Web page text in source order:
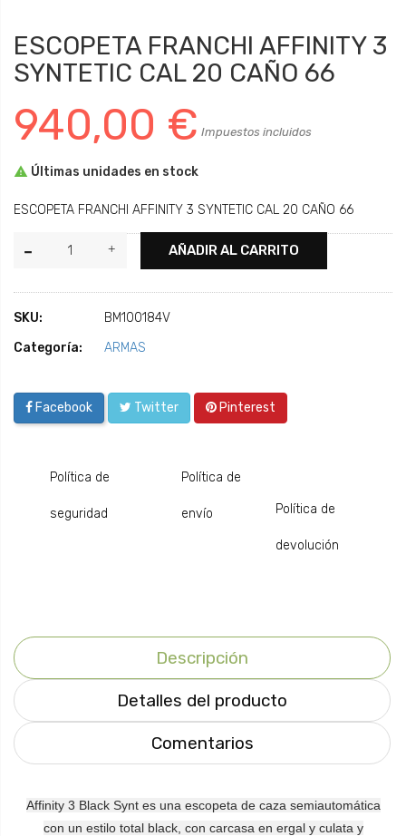
ESCOPETA FRANCHI AFFINITY 3
SYNTETIC CAL 20 CAÑO 66
940,00 € Impuestos incluidos
 Últimas unidades en stock
ESCOPETA FRANCHI AFFINITY 3 SYNTETIC CAL 20 CAÑO 66
AÑADIR AL CARRITO
SKU:
BM100184V
Categoría:
ARMAS
Facebook Twitter Pinterest
Política de
seguridad
Política de
envío Política de
devolución
Descripción
Detalles del producto
Comentarios
Affinity 3 Black Synt es una escopeta de caza semiautomática
con un estilo total black, con carcasa en ergal y culata y